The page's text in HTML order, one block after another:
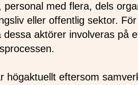
personal med flera, dels
eller offentlig sektor.
dessa aktörer involveras på
högaktuellt eftersom